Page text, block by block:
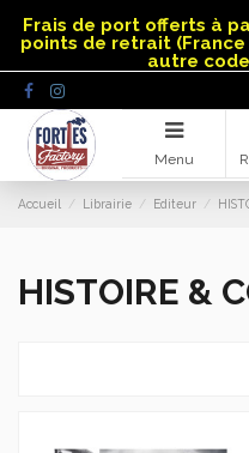
Frais de port offerts à
points de retrait
autre
Menu
Accueil Librairie Editeur
HISTOIRE &